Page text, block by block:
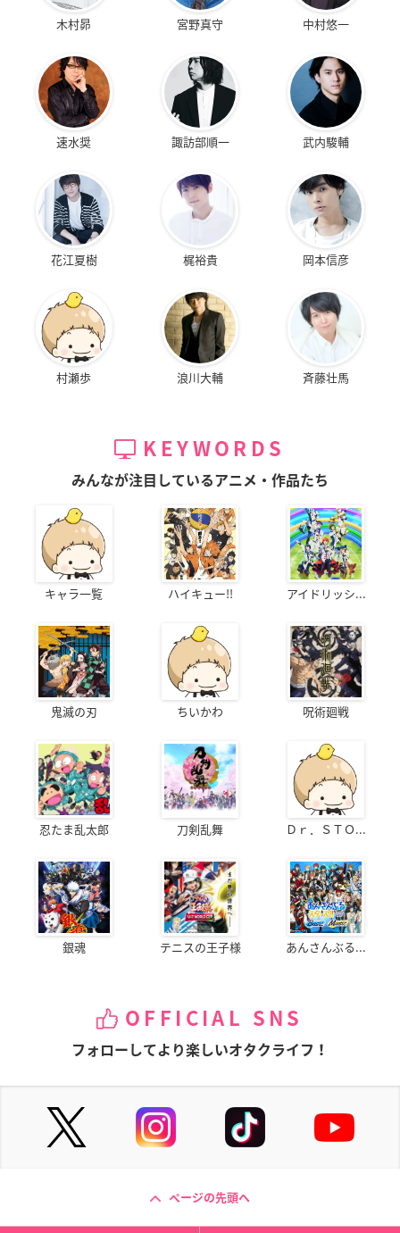
木村昴 宮野真守 中村悠一
速水奨 諏訪部順一 武内駿輔
花江夏樹 梶裕貴 岡本信彦
村瀬歩 浪川大輔 斉藤壮馬
KEYWORDS
みんなが注目しているアニメ・作品たち
キャラ一覧 ハイキュー!! アイドリッシ...
鬼滅の刃 ちいかわ 呪術廻戦
忍たま乱太郎 刀剣乱舞 Ｄｒ．ＳＴＯ...
銀魂 テニスの王子様 あんさんぶる...
OFFICIAL SNS
フォローしてより楽しいオタクライフ！
ページの先頭へ